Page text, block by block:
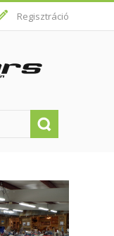
Regisztráció